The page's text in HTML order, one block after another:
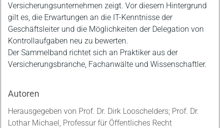
Versicherungsunternehmen zeigt. Vor diesem Hintergrund
gilt es, die Erwartungen an die IT-Kenntnisse der
Geschäftsleiter und die Möglichkeiten der Delegation von
Kontrollaufgaben neu zu bewerten.
Der Sammelband richtet sich an Praktiker aus der
Versicherungsbranche, Fachanwälte und Wissenschaftler.
Autoren
Herausgegeben von Prof. Dr. Dirk Looschelders; Prof. Dr.
Lothar Michael, Professur für Öffentliches Recht